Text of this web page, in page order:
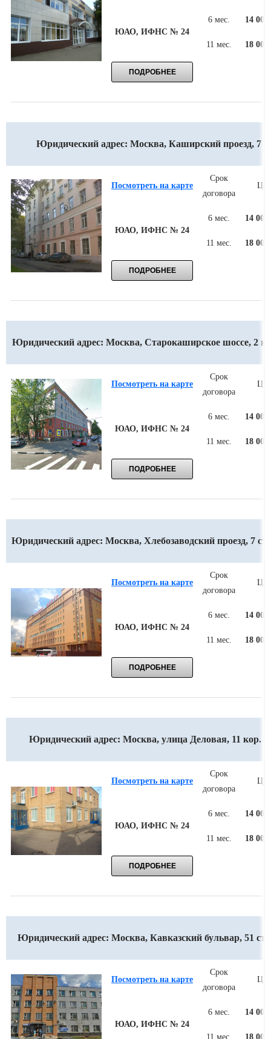
ЮАО, ИФНС № 24
6 мес. 14
11 мес. 18
Юридический адрес: Москва, Каширский проезд, 7
Посмотреть на карте
Срок
договора
ЮАО, ИФНС № 24
6 мес. 14
11 мес. 18
Юридический адрес: Москва, Старокаширское шоссе, 2
Посмотреть на карте
Срок
договора
ЮАО, ИФНС № 24
6 мес. 14
11 мес. 18
Юридический адрес: Москва, Хлебозаводский проезд, 7
Посмотреть на карте
Срок
договора
ЮАО, ИФНС № 24
6 мес. 14
11 мес. 18
Юридический адрес: Москва, улица Деловая, 11 кор. 1
Посмотреть на карте
Срок
договора
ЮАО, ИФНС № 24
6 мес. 14
11 мес. 18
Юридический адрес: Москва, Кавказский бульвар, 51
Посмотреть на карте
Срок
договора
ЮАО, ИФНС № 24
6 мес. 14
11 мес. 18